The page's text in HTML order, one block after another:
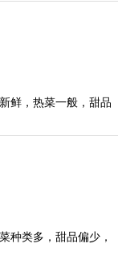
鲜，热菜一般，甜品
种类多，甜品偏少，